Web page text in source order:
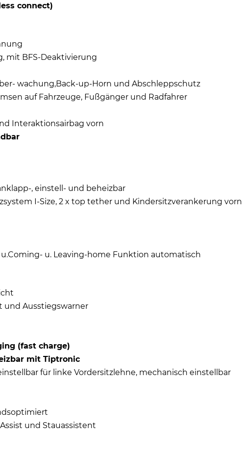
connect)
mit BFS-Deaktivierung
wachung,Back-up-Horn und Abschleppschutz
auf Fahrzeuge, Fußgänger und Radfahrer
Interaktionsairbag vorn
, einstell- und beheizbar
I-Size, 2 x top tether und Kindersitzverankerung vorn
u. Leaving-home Funktion automatisch
und Ausstiegswarner
(fast charge)
mit Tiptronic
für linke Vordersitzlehne, mechanisch einstellbar
und Stauassistent